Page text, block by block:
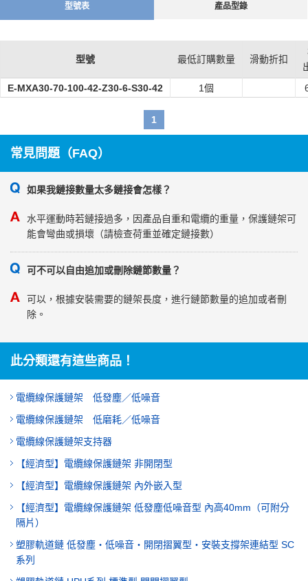
型號表 產品型錄
型號 最低訂購數量 滑動折扣
E-MXA30-70-100-42-Z30-6-S30-42
1個
1
常見問題（FAQ）
如果我鏈接數量太多鏈接會怎樣？
水平運動時若鏈接過多，因產品自重和電纜的重量，保護鏈架可
能會彎曲或損壞（請檢查荷重並確定鏈接數）
可不可以自由追加或刪除鏈節數量？
可以，根據安裝需要的鏈架長度，進行鏈節數量的追加或者刪
除。
此分類還有這些商品！
電纜線保護鏈架 低發塵／低噪音
電纜線保護鏈架 低磨耗／低噪音
電纜線保護鏈架支持器
【經濟型】電纜線保護鏈架 非開閉型
【經濟型】電纜線保護鏈架 內外嵌入型
【經濟型】電纜線保護鏈架 低發塵低噪音型 內高40mm（可附分
隔片）
塑膠軌道鏈 低發塵・低噪音・開閉摺翼型・安裝支撐架連結型 SC
系列